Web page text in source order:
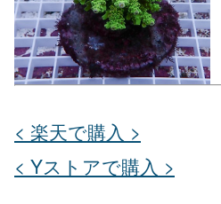
< 楽天で購入 >
< Yストアで購入 >